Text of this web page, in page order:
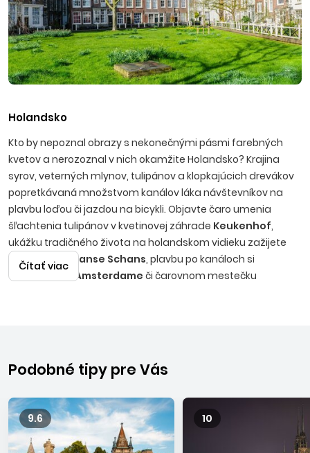
Holandsko
Kto by nepoznal obrazy s nekonečnými pásmi farebných
kvetov a nerozoznal v nich okamžite Holandsko? Krajina
syrov, veterných mlynov, tulipánov a klopkajúcich drevákov
popretkávaná množstvom kanálov láka návštevníkov na
plavbu loďou či jazdou na bicykli. Objavte čaro umenia
šľachtenia tulipánov v kvetinovej záhrade Keukenhof,
ukážku tradičného života na holandskom vidieku zažijete
v skanzene
Zaanse Schans, plavbu po kanáloch si
vychutnáte v Amsterdame či čarovnom mestečku
Čítať viac
Podobné tipy pre Vás
9.6 10